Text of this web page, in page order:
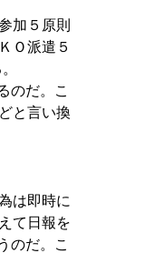
加５原則
Ｏ派遣５
のだ。こ
と言い換
は即時に
て日報を
のだ。こ